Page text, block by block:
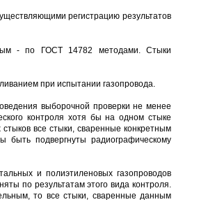
регистрацию результатов
- по ГОСТ 14782 методами. Стыки
при испытании газопровода.
выборочной проверки не менее
контроля хотя бы на одном стыке
все стыки, сваренные конкретным
подвергнуты радиографическому
и полиэтиленовых газопроводов
по результатам этого вида контроля.
то все стыки, сваренные данным